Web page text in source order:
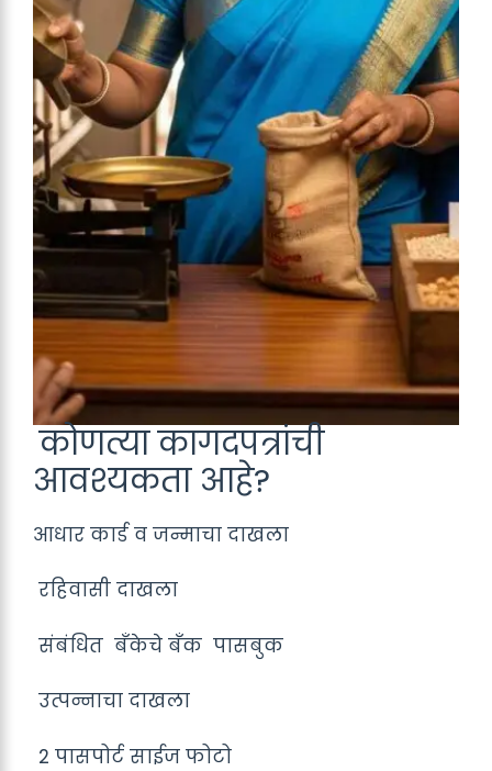
कोणत्या कागदपत्रांची
आवश्यकता आहे?
आधार कार्ड व जन्माचा दाखला
रहिवासी दाखला
संबंधित बँकेचे बँक पासबुक
उत्पन्नाचा दाखला
2 पासपोर्ट साईज फोटो